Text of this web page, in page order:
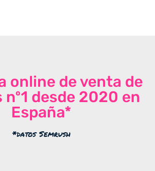
online de venta de
desde 2020 en
España*
*datos Semrush